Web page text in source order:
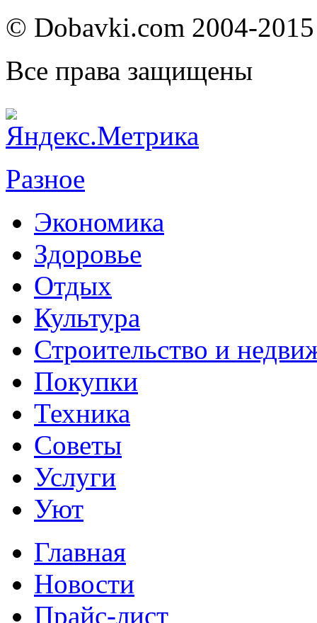
© Dobavki.com 2004-2015
Все права защищены
Разное
Экономика
Здоровье
Отдых
Культура
Строительство и
Покупки
Техника
Советы
Услуги
Уют
Главная
Новости
Прайс-лист